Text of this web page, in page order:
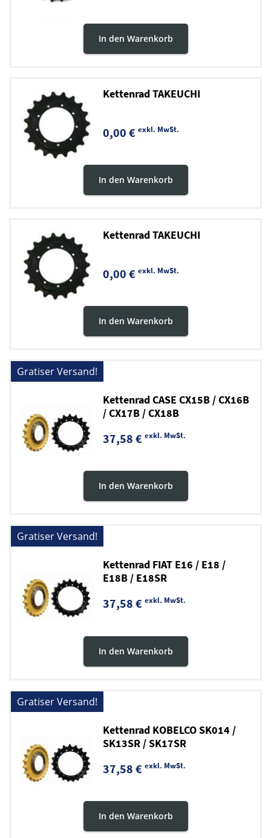
In den Warenkorb
Kettenrad TAKEUCHI
0,00 €exkl. MwSt.
In den Warenkorb
Kettenrad TAKEUCHI
0,00 €exkl. MwSt.
In den Warenkorb
Gratiser Versand!
Kettenrad CASE CX15B / CX16B
/ CX17B / CX18B
37,58 €exkl. MwSt.
In den Warenkorb
Gratiser Versand!
Kettenrad FIAT E16 / E18 /
E18B / E18SR
37,58 €exkl. MwSt.
In den Warenkorb
Gratiser Versand!
Kettenrad KOBELCO SK014 /
SK13SR / SK17SR
37,58 €exkl. MwSt.
In den Warenkorb